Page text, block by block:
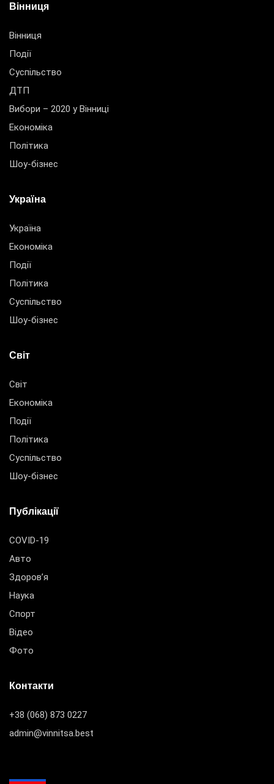
Вінниця
Вінниця
Події
Суспільство
ДТП
Вибори – 2020 у Вінниці
Економіка
Політика
Шоу-бізнес
Україна
Україна
Економіка
Події
Політика
Суспільство
Шоу-бізнес
Світ
Світ
Економіка
Події
Політика
Суспільство
Шоу-бізнес
Публікації
COVID-19
Авто
Здоров’я
Наука
Спорт
Відео
Фото
Контакти
+38 (068) 873 0227
admin@vinnitsa.best